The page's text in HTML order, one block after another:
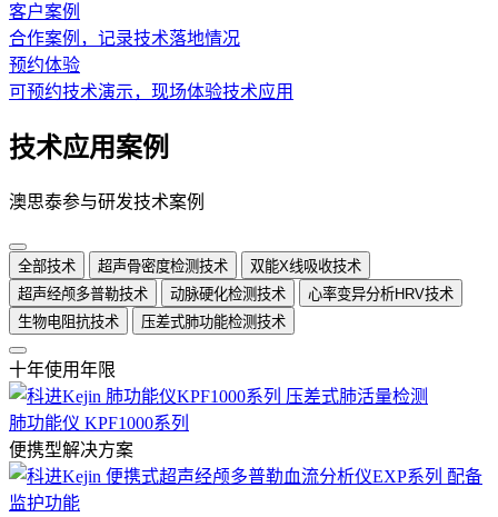
客户案例
合作案例，记录技术落地情况
预约体验
可预约技术演示，现场体验技术应用
技术应用案例
澳思泰参与研发技术案例
全部技术 超声骨密度检测技术
双能X线吸收技术
超声经颅多普勒技术
动脉硬化检测技术
心率变异分析HRV技术
生物电阻抗技术
压差式肺功能检测技术
十年使用年限
肺功能仪 KPF1000系列
便携型解决方案